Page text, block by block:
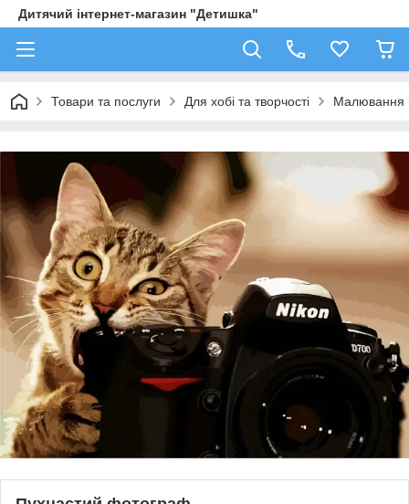
Дитячий інтернет-магазин "Детишка"
Товари та послуги Для хобі та творчості Малювання